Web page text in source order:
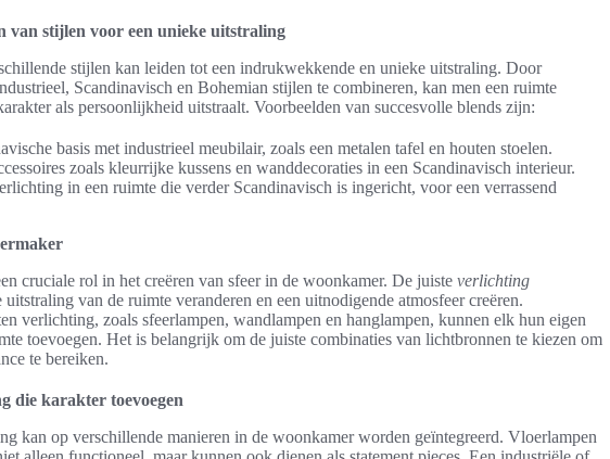
van stijlen voor een unieke uitstraling
stijlen kan leiden tot een indrukwekkende en unieke uitstraling. Door
Scandinavisch en Bohemian stijlen te combineren, kan men een ruimte
als persoonlijkheid uitstraalt. Voorbeelden van succesvolle blends zijn:
basis met industrieel meubilair, zoals een metalen tafel en houten stoelen.
zoals kleurrijke kussens en wanddecoraties in een Scandinavisch interieur.
in een ruimte die verder Scandinavisch is ingericht, voor een verrassend
cruciale rol in het creëren van sfeer in de woonkamer. De juiste verlichting
van de ruimte veranderen en een uitnodigende atmosfeer creëren.
verlichting, zoals sfeerlampen, wandlampen en hanglampen, kunnen elk hun eigen
toevoegen. Het is belangrijk om de juiste combinaties van lichtbronnen te kiezen om
te bereiken.
die karakter toevoegen
kan op verschillende manieren in de woonkamer worden geïntegreerd. Vloerlampen